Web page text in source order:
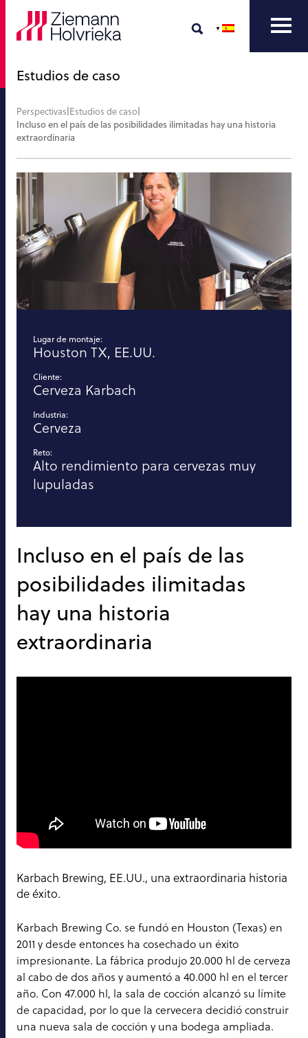
Estudios de caso
Perspectivas|Estudios de caso|
Incluso en el país de las posibilidades ilimitadas hay una historia
extraordinaria
Lugar de montaje:
Houston TX, EE.UU.
Cliente:
Cerveza Karbach
Industria:
Cerveza
Reto:
Alto rendimiento para cervezas muy
lupuladas
Incluso en el país de las
posibilidades ilimitadas
hay una historia
extraordinaria
Karbach Brewing, EE.UU., una extraordinaria historia
de éxito.
Karbach Brewing Co. se fundó en Houston (Texas) en
2011 y desde entonces ha cosechado un éxito
impresionante. La fábrica produjo 20.000 hl de cerveza
al cabo de dos años y aumentó a 40.000 hl en el tercer
año. Con 47.000 hl, la sala de cocción alcanzó su límite
de capacidad, por lo que la cervecera decidió construir
una nueva sala de cocción y una bodega ampliada.